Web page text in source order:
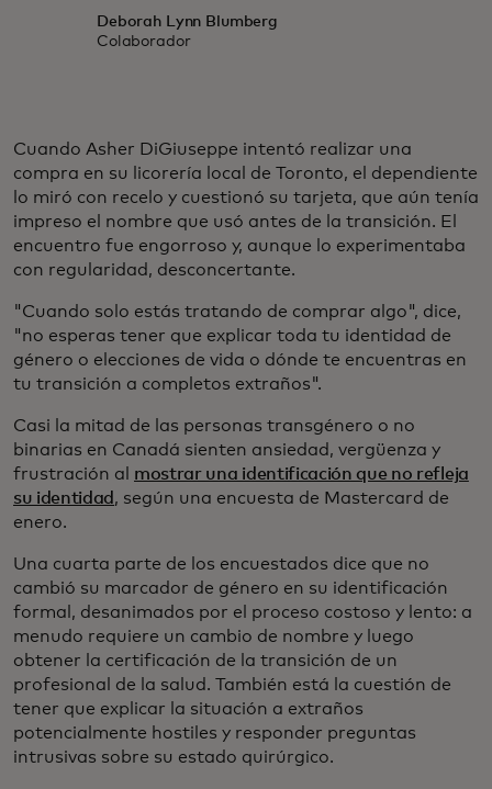
Deborah Lynn Blumberg
Colaborador
Cuando Asher DiGiuseppe intentó realizar una
compra en su licorería local de Toronto, el dependiente
lo miró con recelo y cuestionó su tarjeta, que aún tenía
impreso el nombre que usó antes de la transición. El
encuentro fue engorroso y, aunque lo experimentaba
con regularidad, desconcertante.
"Cuando solo estás tratando de comprar algo", dice,
"no esperas tener que explicar toda tu identidad de
género o elecciones de vida o dónde te encuentras en
tu transición a completos extraños".
Casi la mitad de las personas transgénero o no
binarias en Canadá sienten ansiedad, vergüenza y
frustración al mostrar una identificación que no refleja
su identidad , según una encuesta de Mastercard de
enero.
Una cuarta parte de los encuestados dice que no
cambió su marcador de género en su identificación
formal, desanimados por el proceso costoso y lento: a
menudo requiere un cambio de nombre y luego
obtener la certificación de la transición de un
profesional de la salud. También está la cuestión de
tener que explicar la situación a extraños
potencialmente hostiles y responder preguntas
intrusivas sobre su estado quirúrgico.